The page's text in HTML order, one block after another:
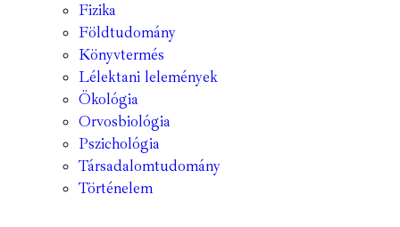
Fizika
Földtudomány
Könyvtermés
Lélektani lelemények
Ökológia
Orvosbiológia
Pszichológia
Társadalomtudomány
Történelem